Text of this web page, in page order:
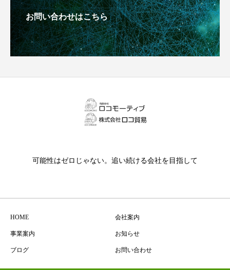
お問い合わせはこちら
可能性はゼロじゃない。追い続ける会社を目指して
HOME 会社案内
事業案内 お知らせ
ブログ お問い合わせ